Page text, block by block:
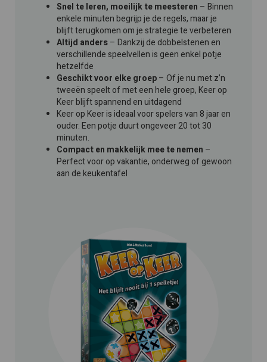
Snel te leren, moeilijk te meesteren – Binnen
enkele minuten begrijp je de regels, maar je
blijft terugkomen om je strategie te verbeteren
Altijd anders– Dankzij de dobbelstenen en
verschillende speelvellen is geen enkel potje
hetzelfde
Geschikt voor elke groep– Of je nu met z’n
tweeën speelt of met een hele groep, Keer op
Keer blijft spannend en uitdagend
Keer op Keer is ideaal voor spelers van 8 jaar en
ouder. Een potje duurt ongeveer 20 tot 30
minuten.
Compact en makkelijk mee te nemen –
Perfect voor op vakantie, onderweg of gewoon
aan de keukentafel